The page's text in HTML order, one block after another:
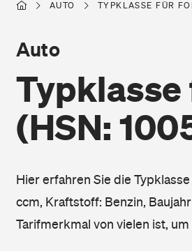
AUTO TYPKLASSE FÜR
(HSN:
Auto
Hier erfahren Sie die
ccm, Kraftstoff: Benzin,
Tarifmerkmal von vielen ist,